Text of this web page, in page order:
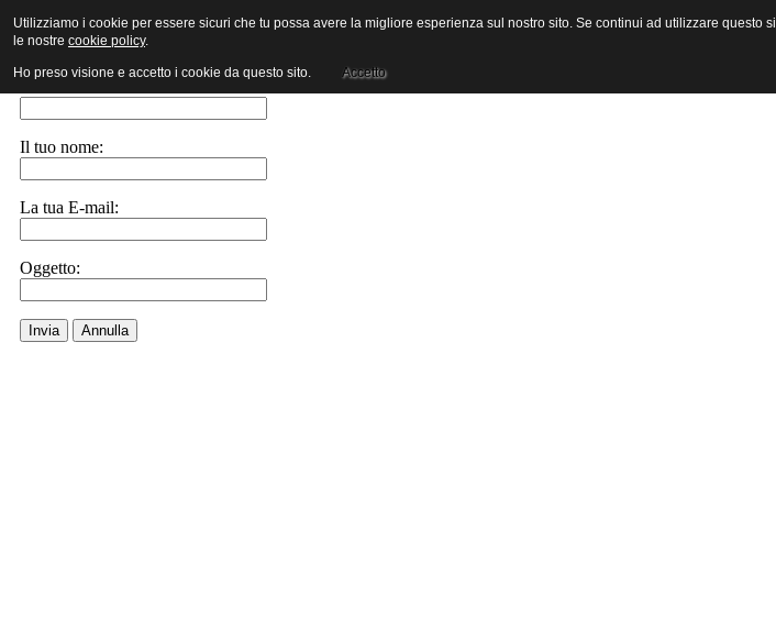
Invia ad un amico.
Il tuo nome:
La tua E-mail:
Oggetto:
Invia Annulla
Utilizziamo i cookie per essere sicuri che tu possa avere la migliore esperienza sul nostro sito. Se continui ad utilizzare
le nostre cookie policy.
Ho preso visione e accetto i cookie da questo sito. Accetto